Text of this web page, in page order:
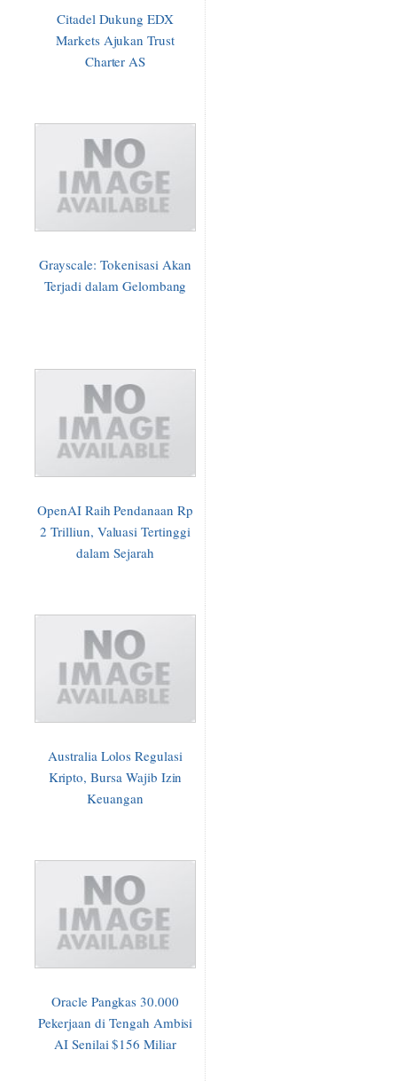
Citadel Dukung EDX
Markets Ajukan Trust
Charter AS
Grayscale: Tokenisasi Akan
Terjadi dalam Gelombang
OpenAI Raih Pendanaan Rp
2 Trilliun, Valuasi Tertinggi
dalam Sejarah
Australia Lolos Regulasi
Kripto, Bursa Wajib Izin
Keuangan
Oracle Pangkas 30.000
Pekerjaan di Tengah Ambisi
AI Senilai $156 Miliar